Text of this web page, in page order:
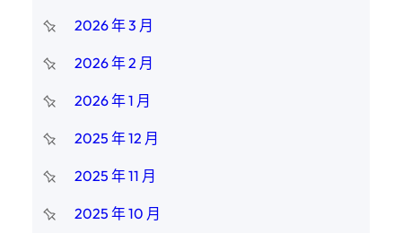
2026 年 3 月
2026 年 2 月
2026 年 1 月
2025 年 12 月
2025 年 11 月
2025 年 10 月